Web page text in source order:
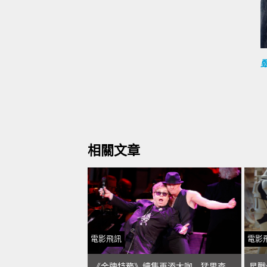
相關文章
電影飛訊 電影